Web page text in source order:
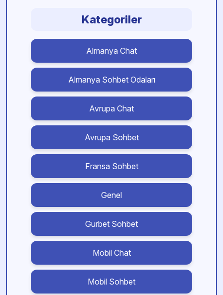
Kategoriler
Almanya Chat
Almanya Sohbet Odaları
Avrupa Chat
Avrupa Sohbet
Fransa Sohbet
Genel
Gurbet Sohbet
Mobil Chat
Mobil Sohbet